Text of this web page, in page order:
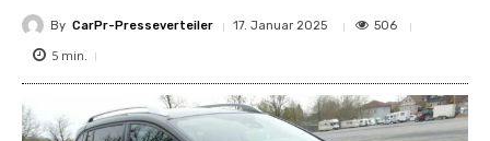
By CarPr-Presseverteiler 17. Januar 2025 506
5 min.